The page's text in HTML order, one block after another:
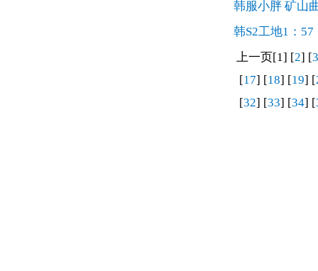
韩服小胖 矿山
韩S2工地1：57
上一页[1] [2] [3
[17] [18] [19] [
[32] [33] [34] [